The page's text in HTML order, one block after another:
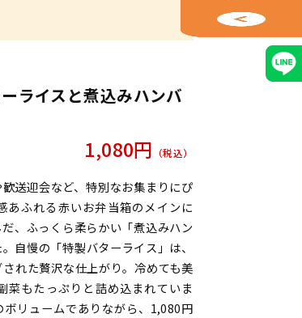
ライスと煮込みハンバ
1,080円 （税込）
送迎会など、特別なお集まりにぴ
あふれる赤いお弁当箱のメインに
、ふっくら柔らかい「煮込みハン
自慢の「特製バターライス」は、
れた贅沢な仕上がり。冷めても美
菜もたっぷりと詰め込まれていま
リュームでありながら、1,080円